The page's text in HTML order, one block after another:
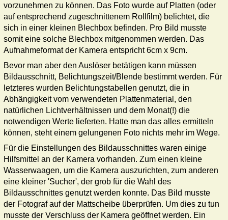
vorzunehmen zu können. Das Foto wurde auf Platten (oder
auf entsprechend zugeschnittenem Rollfilm) belichtet, die
sich in einer kleinen Blechbox befinden. Pro Bild musste
somit eine solche Blechbox mitgenommen werden. Das
Aufnahmeformat der Kamera entspricht 6cm x 9cm.
Bevor man aber den Auslöser betätigen kann müssen
Bildausschnitt, Belichtungszeit/Blende bestimmt werden. Für
letzteres wurden Belichtungstabellen genutzt, die in
Abhängigkeit vom verwendeten Plattenmaterial, den
natürlichen Lichtverhältnissen und dem Monat(!) die
notwendigen Werte lieferten. Hatte man das alles ermitteln
können, steht einem gelungenen Foto nichts mehr im Wege.
Für die Einstellungen des Bildausschnittes waren einige
Hilfsmittel an der Kamera vorhanden. Zum einen kleine
Wasserwaagen, um die Kamera auszurichten, zum anderen
eine kleiner 'Sucher', der grob für die Wahl des
Bildausschnittes genutzt werden konnte. Das Bild musste
der Fotograf auf der Mattscheibe überprüfen. Um dies zu tun
musste der Verschluss der Kamera geöffnet werden. Ein